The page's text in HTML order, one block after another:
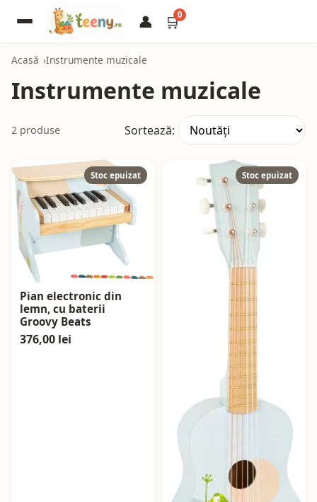
👤 🛒0
Acasă Instrumente muzicale
Instrumente muzicale
2 produse Sortează:
Stoc epuizat
Pian electronic din
lemn, cu baterii
Groovy Beats
376,00 lei
Stoc epuizat